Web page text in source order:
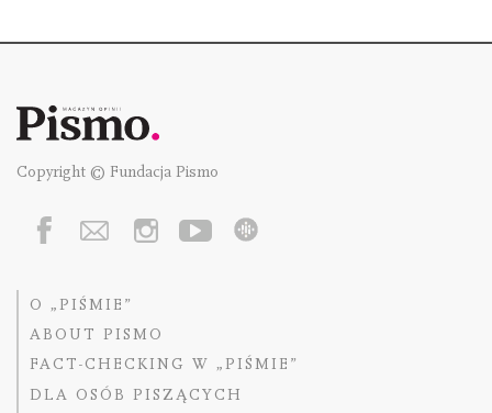
Copyright © Fundacja Pismo
O „PIŚMIE”
ABOUT PISMO
FACT-CHECKING W „PIŚMIE”
DLA OSÓB PISZĄCYCH